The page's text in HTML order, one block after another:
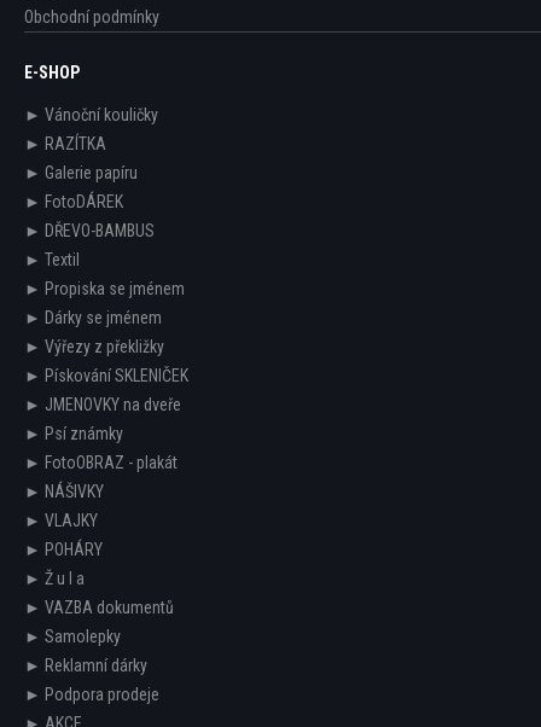
Obchodní podmínky
E-SHOP
► Vánoční kouličky
► RAZÍTKA
► Galerie papíru
► FotoDÁREK
► DŘEVO-BAMBUS
► Textil
► Propiska se jménem
► Dárky se jménem
► Výřezy z překližky
► Pískování SKLENIČEK
► JMENOVKY na dveře
► Psí známky
► FotoOBRAZ - plakát
► NÁŠIVKY
► VLAJKY
► POHÁRY
► Ž u l a
► VAZBA dokumentů
► Samolepky
► Reklamní dárky
► Podpora prodeje